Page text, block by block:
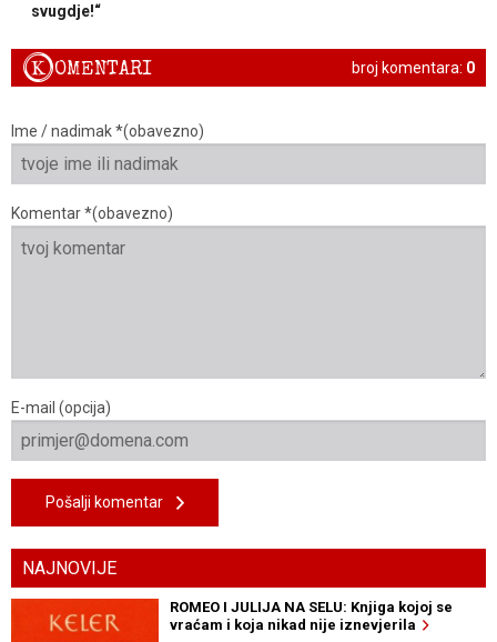
svugdje!“
broj komentara: 0
KOMENTARI
Ime / nadimak *(obavezno)
Komentar *(obavezno)
E-mail (opcija)
Pošalji komentar
NAJNOVIJE
ROMEO I JULIJA NA SELU: Knjiga kojoj se
vraćam i koja nikad nije iznevjerila